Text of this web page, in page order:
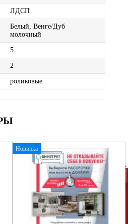
ЛДСП
Белый, Венге/Дуб
молочный
5
2
роликовые
Новинка